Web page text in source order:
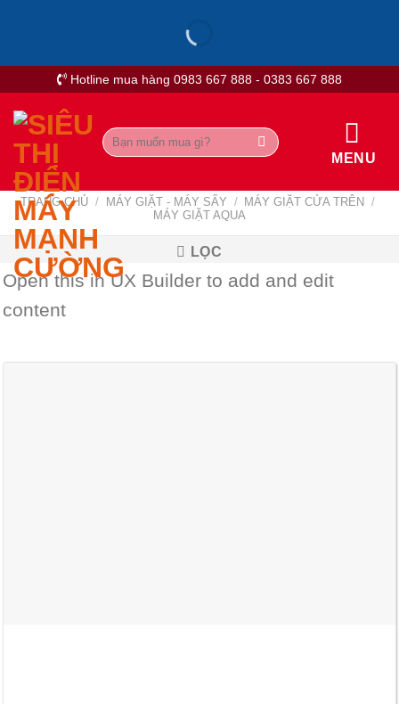
Hotline mua hàng 0983 667 888 - 0383 667 888
Tìm
kiếm:
MENU
TRANG CHỦ / MÁY GIẶT - MÁY SẤY / MÁY GIẶT CỬA TRÊN
/
MÁY GIẶT AQUA
LỌC
Open this in UX Builder to add and edit
content